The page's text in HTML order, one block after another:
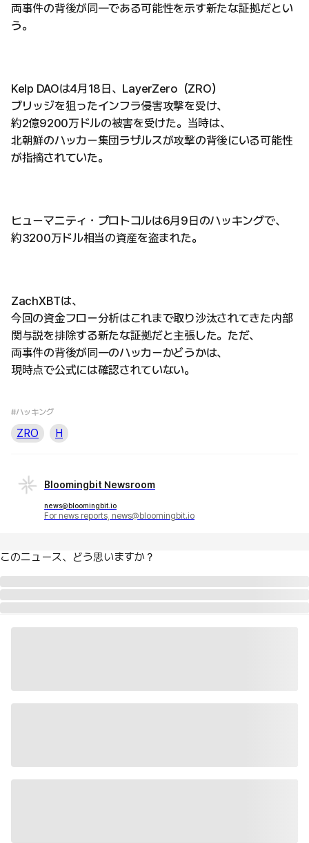
両事件の背後が同一である可能性を示す新たな証拠だとい
う。
Kelp DAOは4月18日、LayerZero（ZRO）
ブリッジを狙ったインフラ侵害攻撃を受け、
約2億9200万ドルの被害を受けた。当時は、
北朝鮮のハッカー集団ラザルスが攻撃の背後にいる可能性
が指摘されていた。
ヒューマニティ・プロトコルは6月9日のハッキングで、
約3200万ドル相当の資産を盗まれた。
ZachXBTは、
今回の資金フロー分析はこれまで取り沙汰されてきた内部
関与説を排除する新たな証拠だと主張した。ただ、
両事件の背後が同一のハッカーかどうかは、
現時点で公式には確認されていない。
#ハッキング
ZRO H
Bloomingbit Newsroom
news@bloomingbit.io
For news reports, news@bloomingbit.io
このニュース、どう思いますか？